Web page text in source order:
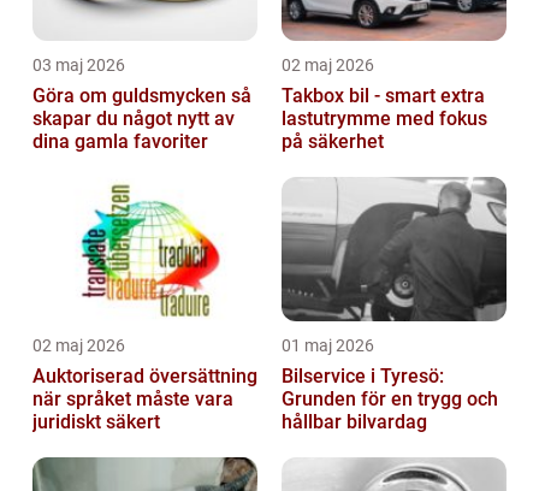
03 maj 2026
Göra om guldsmycken så
skapar du något nytt av
dina gamla favoriter
02 maj 2026
Takbox bil - smart extra
lastutrymme med fokus
på säkerhet
02 maj 2026
Auktoriserad översättning
när språket måste vara
juridiskt säkert
01 maj 2026
Bilservice i Tyresö:
Grunden för en trygg och
hållbar bilvardag